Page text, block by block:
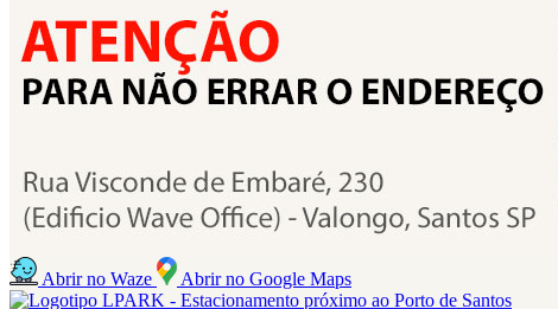
Abrir no Waze Abrir no Google Maps